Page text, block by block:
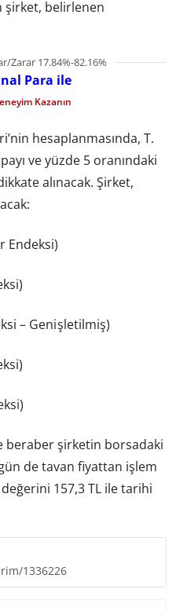
belirlenen
Zarar 17.84%-82.16%
Para ile
Kazanın
hesaplanmasında, T.
ve yüzde 5 oranındaki
alınacak. Şirket,
Endeksi)
– Genişletilmiş)
beraber şirketin borsadaki
de tavan fiyattan işlem
değerini 157,3 TL ile tarihi
1336226